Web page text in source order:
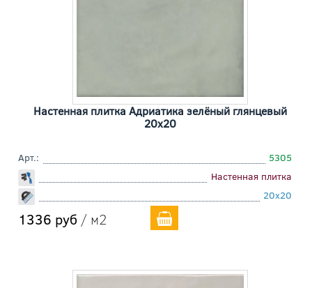
Настенная плитка Адриатика зелёный глянцевый
20x20
Арт.:
5305
Настенная плитка
20x20
1336 руб / м2